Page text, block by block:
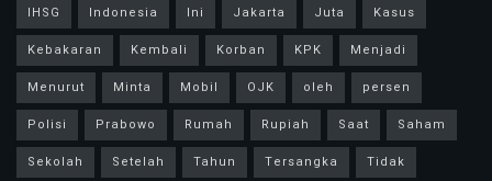
IHSG
Indonesia Ini Jakarta Juta
Kasus
Kebakaran
Kembali Korban KPK
Menjadi
Menurut
Minta Mobil OJK oleh
persen
Polisi
Prabowo Rumah Rupiah Saat
Saham
Sekolah
Setelah Tahun Tersangka
Tidak